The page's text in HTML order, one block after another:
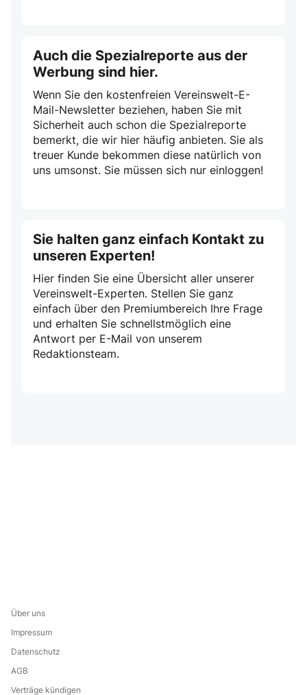
Auch die Spezialreporte aus der
Werbung sind hier.
Wenn Sie den kostenfreien Vereinswelt-E-
Mail-Newsletter beziehen, haben Sie mit
Sicherheit auch schon die Spezialreporte
bemerkt, die wir hier häufig anbieten. Sie als
treuer Kunde bekommen diese natürlich von
uns umsonst. Sie müssen sich nur einloggen!
Sie halten ganz einfach Kontakt zu
unseren Experten!
Hier finden Sie eine Übersicht aller unserer
Vereinswelt-Experten. Stellen Sie ganz
einfach über den Premiumbereich Ihre Frage
und erhalten Sie schnellstmöglich eine
Antwort per E-Mail von unserem
Redaktionsteam.
Über uns
Impressum
Datenschutz
AGB
Verträge kündigen